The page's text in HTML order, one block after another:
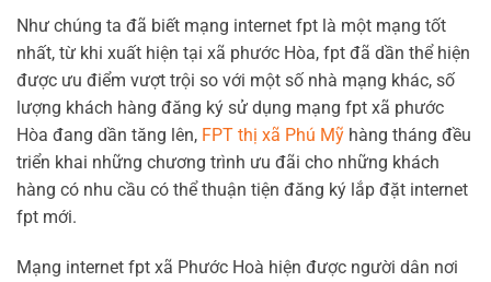
Như chúng ta đã biết mạng internet fpt là một mạng tốt
nhất, từ khi xuất hiện tại xã phước Hòa, fpt đã dần thể hiện
được ưu điểm vượt trội so với một số nhà mạng khác, số
lượng khách hàng đăng ký sử dụng mạng fpt xã phước
Hòa đang dần tăng lên, FPT thị xã Phú Mỹ hàng tháng đều
triển khai những chương trình ưu đãi cho những khách
hàng có nhu cầu có thể thuận tiện đăng ký lắp đặt internet
fpt mới.
Mạng internet fpt xã Phước Hoà hiện được người dân nơi